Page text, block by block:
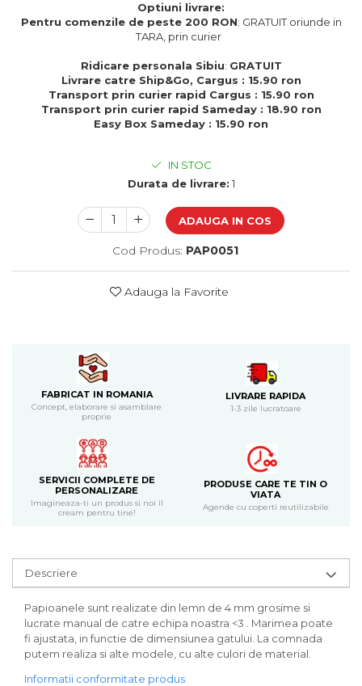
Decoratiuni pentru casa
Genti si portofele barbati din
Cadouri de Paste
Produse personalizate pentru
nunti si botezuri
Cadouri personalizate pentru
Cadouri pentru profesori
Cadouri pentru parinti
Cadouri pentru EL
Cadouri pentru iubit
Cadouri pentru cea mai buna
Cadouri pentru bunici
Cadouri personalizate pentru nasi
CERCEI ZAMAC
Ateliere - planse cu nisip colorat
Optiuni livrare:
Pentru comenzile de peste 200 RON: GRATUIT oriunde in
TARA, prin curier
Ridicare personala Sibiu: GRATUIT
Livrare catre Ship&Go, Cargus : 15.90 ron
Transport prin curier rapid Cargus : 15.90 ron
Transport prin curier rapid Sameday : 18.90 ron
Easy Box Sameday : 15.90 ron
IN STOC
Durata de livrare: 1
ADAUGA IN COS
Cod Produs: PAP0051
Adauga la Favorite
FABRICAT IN ROMANIA
Concept, elaborare si asamblare
proprie
LIVRARE RAPIDA
1-3 zile lucratoare
SERVICII COMPLETE DE
PERSONALIZARE
Imagineaza-ti un produs si noi il
cream pentru tine!
PRODUSE CARE TE TIN O
VIATA
Agende cu coperti reutilizabile
Descriere
Papioanele sunt realizate din lemn de 4 mm grosime si
lucrate manual de catre echipa noastra <3 . Marimea poate
fi ajustata, in functie de dimensiunea gatului. La comnada
putem realiza si alte modele, cu alte culori de material.
Informatii conformitate produs